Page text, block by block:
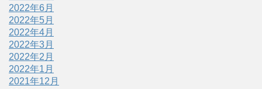
2022年6月
2022年5月
2022年4月
2022年3月
2022年2月
2022年1月
2021年12月